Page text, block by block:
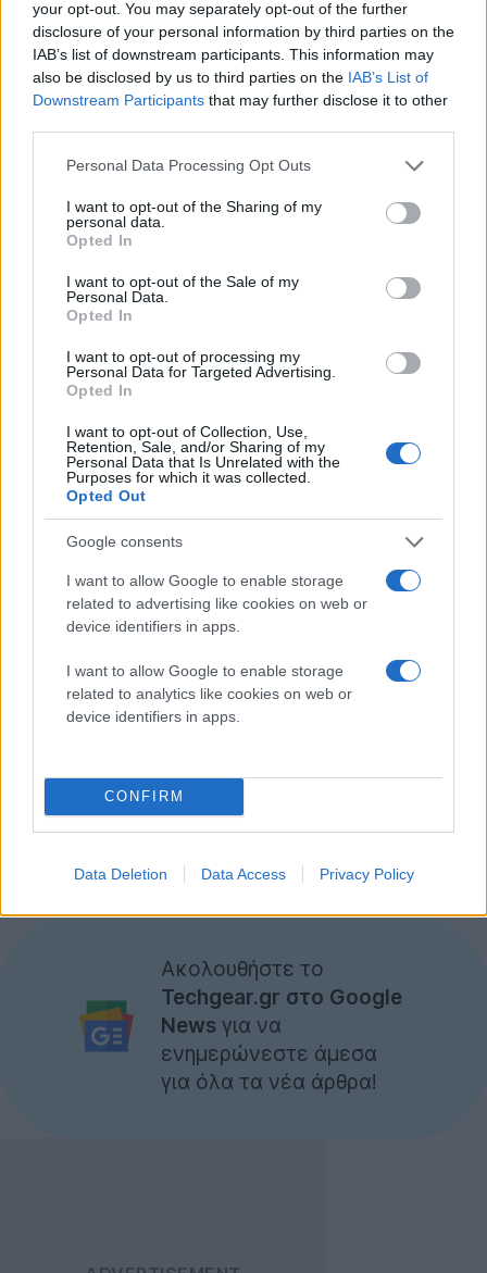
your opt-out. You may separately opt-out of the further
disclosure of your personal information by third parties on the
IAB’s list of downstream participants. This information may
also be disclosed by us to third parties on the IAB’s List of
Downstream Participants that may further disclose it to other
Please note that this website/app uses one or more Google
not limited to your visit or usage behaviour. You may click to
grant or deny consent to Google and its third-party tags to
use your data for below specified purposes in below Google
consent section.
Personal Data Processing Opt Outs
I want to opt-out of the Sharing of my
personal data.
Opted In
I want to opt-out of the Sale of my
Personal Data.
Opted In
I want to opt-out of processing my
Personal Data for Targeted Advertising.
Opted In
I want to opt-out of Collection, Use,
Retention, Sale, and/or Sharing of my
Personal Data that Is Unrelated with the
Purposes for which it was collected.
Opted Out
Google consents
I want to allow Google to enable storage
related to advertising like cookies on web or
device identifiers in apps.
I want to allow Google to enable storage
related to analytics like cookies on web or
device identifiers in apps.
CONFIRM
Data Deletion Data Access Privacy Policy
στις σημερινές συσκευές. Η συσκευή της δοκιμής
περιλαμβάνει μια μπαταρία ιόντων λιθίου
4420 mAh
η οποία είναι λίγο χαμηλότερης χωρητικότητας από
ενσωματώνει τέσσερις μεμονωμένες κυψέλες που
μπορούν όλες να λαμβάνουν ενέργεια ταυτόχρονα.
Κάθε στρώμα έχει πάχος μικρότερο από 3mm,
επιτρέποντάς τους να αναδιπλωθούν για να χωρέσουν
μέσα στο σώμα του τηλεφώνου, προσφέροντας 10%
μεγαλύτερη χωρητικότητα στον ίδιο χώρο σε
σύγκριση με τα παραδοσιακά σχέδια.
Το άλλο στοιχείο της τεχνολογίας ταχείας φόρτισης
είναι ο αντάπτορας ρεύματος, τον οποίο η realme
. Διαθέτει δύο θύρες USB-C
και υποστηρίζει διάφορα καθιερωμένα πρότυπα
φόρτισης, όπως το USB Power Delivery (USB-PD) και
μέσω του SuperVOOC και τα 65W για το USB-PD, με
το τελευταίο να είναι το ταχύτερο που θα δούμε στις
γνωστό πότε θα δούμε κάποιο smartphone που να
Ακολουθήστε το
Techgear.gr στο Google
News για να
ενημερώνεστε άμεσα
για όλα τα νέα άρθρα!